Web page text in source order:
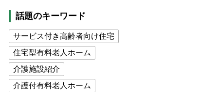
話題のキーワード
サービス付き高齢者向け住宅
住宅型有料老人ホーム
介護施設紹介
介護付有料老人ホーム